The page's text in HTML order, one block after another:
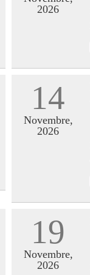
2026
14
Novembre,
2026
19
Novembre,
2026